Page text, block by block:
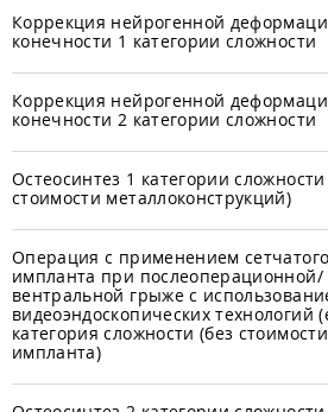
Коррекция нейрогенной
конечности 1 категории сложности
Коррекция нейрогенной
конечности 2 категории сложности
Остеосинтез 1 категории сложности
стоимости металлоконструкций)
Операция с применением сетчатого
импланта при послеоперационной/
вентральной грыже с
видеоэндоскопических технологий
категория сложности (без стоимости
импланта)